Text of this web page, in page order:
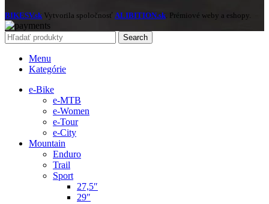
BIKESV.sk Vytvorila spoločnosť ALIBITION.sk . Prémiové weby a eshopy.
Search
Menu
Kategórie
e-Bike
e-MTB
e-Women
e-Tour
e-City
Mountain
Enduro
Trail
Sport
27,5″
29″